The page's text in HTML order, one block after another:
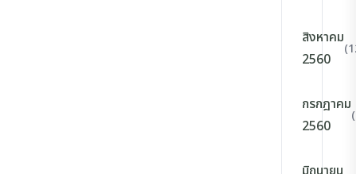
สิงหาคม
2560
กรกฎาคม
2560